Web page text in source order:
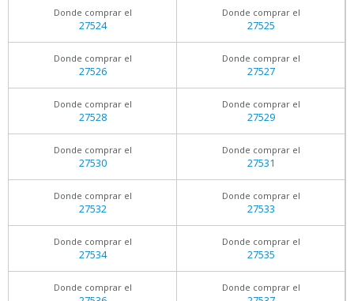
Donde comprar el
27524
Donde comprar el
27525
Donde comprar el
27526
Donde comprar el
27527
Donde comprar el
27528
Donde comprar el
27529
Donde comprar el
27530
Donde comprar el
27531
Donde comprar el
27532
Donde comprar el
27533
Donde comprar el
27534
Donde comprar el
27535
Donde comprar el Donde comprar el